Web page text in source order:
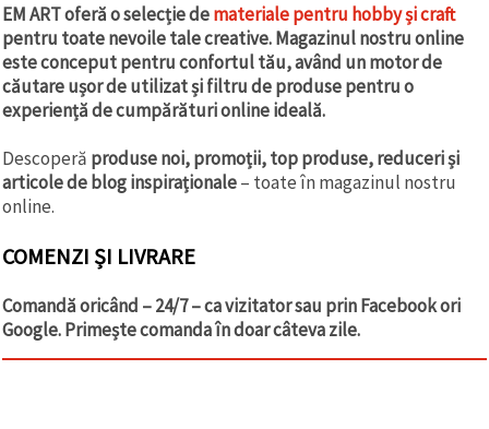
EM ART oferă o selecție demateriale pentru hobby și craft
pentru toate nevoile tale creative. Magazinul nostru online
este conceput pentru confortul tău, având un motor de
căutare ușor de utilizat și filtru de produse pentru o
experiență de cumpărături online ideală.
Descoperă produse noi, promoții, top produse, reduceri și
articole de blog inspiraționale– toate în magazinul nostru
online.
COMENZI ȘI LIVRARE
Comandă oricând – 24/7 – ca vizitator sau prin Facebook ori
Google. Primește comanda în doar câteva zile.